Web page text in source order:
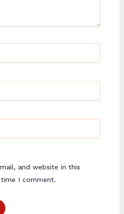
and website in this
I comment.